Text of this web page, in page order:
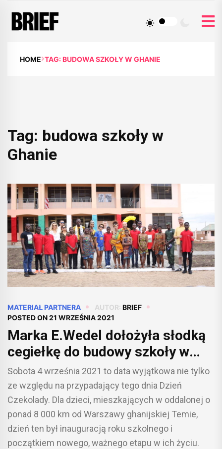
HOME TAG: BUDOWA SZKOŁY W GHANIE
Tag: budowa szkoły w
Ghanie
MATERIAŁ PARTNERA AUTOR: BRIEF
POSTED ON21 WRZEŚNIA 2021
Marka E.Wedel dołożyła słodką
cegiełkę do budowy szkoły w
Ghanie
Sobota 4 września 2021 to data wyjątkowa nie tylko
ze względu na przypadający tego dnia Dzień
Czekolady. Dla dzieci, mieszkających w oddalonej o
ponad 8 000 km od Warszawy ghanijskiej Temie,
dzień ten był inauguracją roku szkolnego i
początkiem nowego, ważnego etapu w ich życiu.